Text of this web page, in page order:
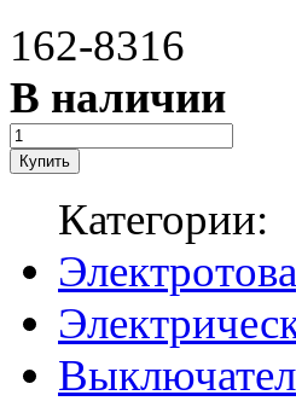
162-8316
В наличии
Категории: